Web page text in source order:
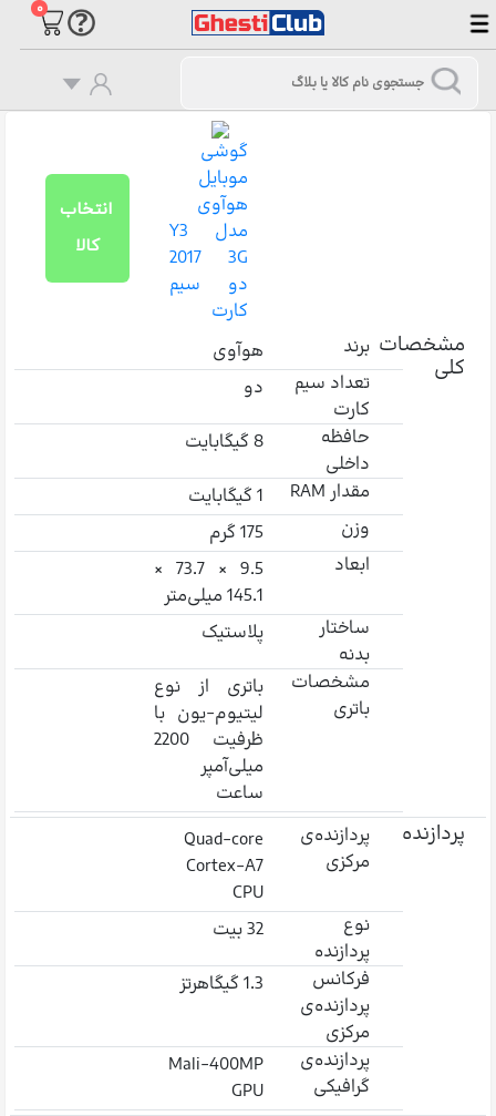
۰
انتخاب
کالا
گوشی
موبایل
هوآوی
مدل Y3
2017 3G
دو سیم
کارت
مشخصات
کلی
برند
هوآوی
تعداد سیم
کارت
دو
حافظه
داخلی
8 گیگابایت
مقدار RAM
1 گیگابایت
وزن
175 گرم
ابعاد
9.5 × 73.7 ×
145.1 میلی‌متر
ساختار
بدنه
پلاستیک
مشخصات
باتری
باتری از نوع
لیتیوم-یون با
ظرفیت 2200
میلی‌آمپر
ساعت
پردازنده
پردازنده‌ی
مرکزی
Quad-core
Cortex-A7
CPU
نوع
پردازنده
32 بیت
فرکانس
پردازنده‌ی
مرکزی
1.3 گیگاهرتز
پردازنده‌ی
گرافیکی
Mali-400MP
GPU